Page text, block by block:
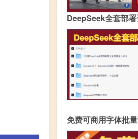
DeepSeek全套部
免费可商用字体批